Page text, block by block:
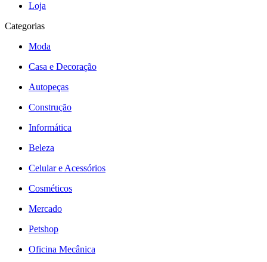
Loja
Categorias
Moda
Casa e Decoração
Autopeças
Construção
Informática
Beleza
Celular e Acessórios
Cosméticos
Mercado
Petshop
Oficina Mecânica